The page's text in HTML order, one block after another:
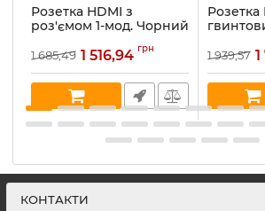
Розетка HDMI з
роз'ємом 1-мод. Чорний
(45435 SPM)
Артикул:45435 SPM
В наявності:
1 685,49 1 516,94 грн
Розетка
Quardo
Артикул:
В наявності:
1 939,57
КОНТАКТИ